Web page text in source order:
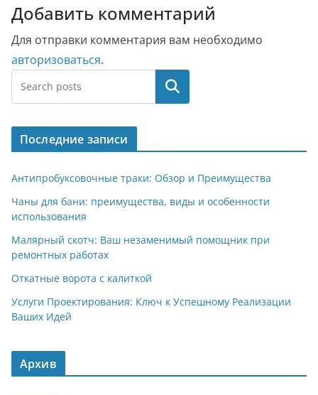
Добавить комментарий
Для отправки комментария вам необходимо
авторизоваться.
Поиск
Последние записи
Антипробуксовочные траки: Обзор и Преимущества
Чаны для бани: преимущества, виды и особенности
использования
Малярный скотч: Ваш незаменимый помощник при
ремонтных работах
Откатные ворота с калиткой
Услуги Проектирования: Ключ к Успешному Реализации
Ваших Идей
Архив